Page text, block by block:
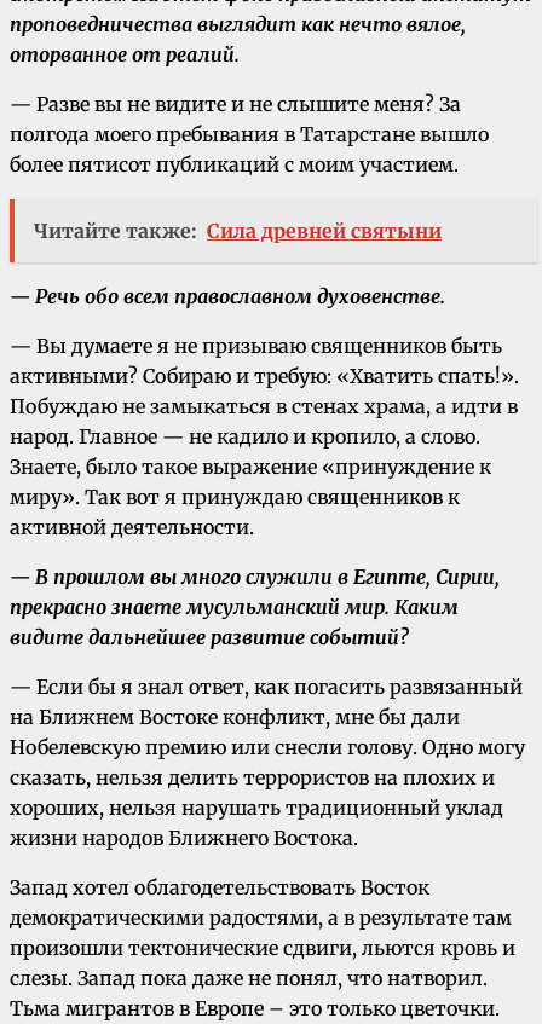
проповедничества выглядит как нечто вялое,
оторванное от реалий.
— Разве вы не видите и не слышите меня? За
полгода моего пребывания в Татарстане вышло
более пятисот публикаций с моим участием.
Читайте также: Сила древней святыни
— Речь обо всем православном духовенстве.
— Вы думаете я не призываю священников быть
активными? Собираю и требую: «Хватить спать!».
Побуждаю не замыкаться в стенах храма, а идти в
народ. Главное — не кадило и кропило, а слово.
Знаете, было такое выражение «принуждение к
миру». Так вот я принуждаю священников к
активной деятельности.
— В прошлом вы много служили в Египте, Сирии,
прекрасно знаете мусульманский мир. Каким
видите дальнейшее развитие событий?
— Если бы я знал ответ, как погасить развязанный
на Ближнем Востоке конфликт, мне бы дали
Нобелевскую премию или снесли голову. Одно могу
сказать, нельзя делить террористов на плохих и
хороших, нельзя нарушать традиционный уклад
жизни народов Ближнего Востока.
Запад хотел облагодетельствовать Восток
демократическими радостями, а в результате там
произошли тектонические сдвиги, льются кровь и
слезы. Запад пока даже не понял, что натворил.
Тьма мигрантов в Европе – это только цветочки.